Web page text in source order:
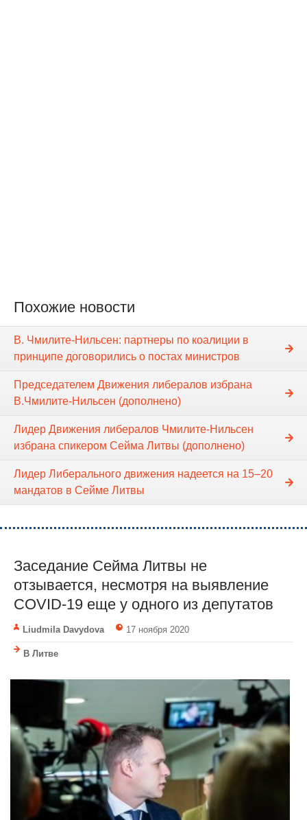
Похожие новости
В. Чмилите-Нильсен: партнеры по коалиции в
принципе договорились о постах министров
Председателем Движения либералов избрана
В.Чмилите-Нильсен (дополнено)
Лидер Движения либералов Чмилите-Нильсен
избрана спикером Сейма Литвы (дополнено)
Лидер Либерального движения надеется на 15–20
мандатов в Cейме Литвы
Заседание Сейма Литвы не
отзывается, несмотря на выявление
COVID-19 еще у одного из депутатов
Liudmila Davydova 17 ноября 2020
В Литве